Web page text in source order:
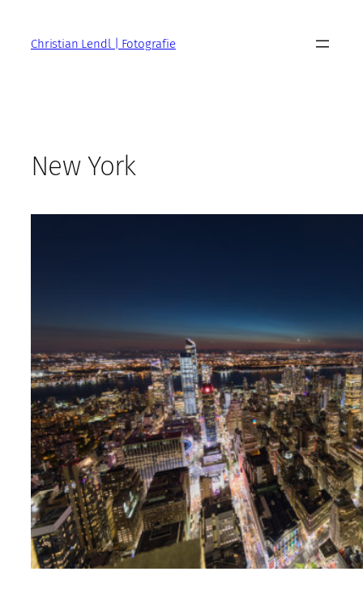
springenChristian Lendl | Fotografie
New York